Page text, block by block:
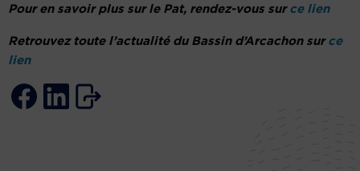
Pour en savoir plus sur le Pat, rendez-vous sur ce lien
Retrouvez toute l’actualité du Bassin d’Arcachon sur ce
lien